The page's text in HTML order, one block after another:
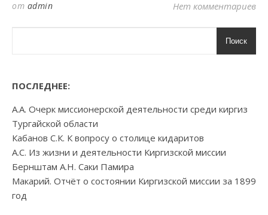
от admin Нет комментариев
Поиск
ПОСЛЕДНЕЕ:
А.А. Очерк миссионерской деятельности среди киргиз
Тургайской области
Кабанов С.К. К вопросу о столице кидаритов
А.С. Из жизни и деятельности Киргизской миссии
Бернштам А.Н. Саки Памира
Макарий. Отчёт о состоянии Киргизской миссии за 1899
год